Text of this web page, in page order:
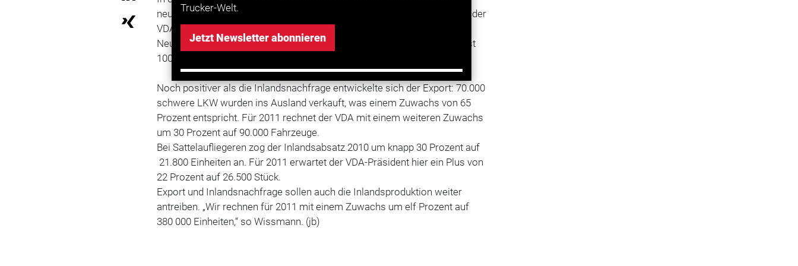
Trucker-Welt.
Jetzt Newsletter abonnieren
neu in Deutschland
zugelassen (+ 14 %). Für das laufende Jahr erwartet der
VDA-Präsident erneut ein Plus von 14 Prozent auf rund 80.000
Neuzulassungen. Zum Vergleich: Im Rekordjahr 2008 waren es noch fast
100.000 Einheiten.
Noch positiver als die Inlandsnachfrage entwickelte sich der Export: 70.000
schwere LKW wurden ins Ausland verkauft, was einem Zuwachs von 65
Prozent entspricht. Für 2011 rechnet der VDA mit einem weiteren Zuwachs
um 30 Prozent auf 90.000 Fahrzeuge.
Bei Sattelaufliegeren zog der Inlandsabsatz 2010 um knapp 30 Prozent auf
21.800 Einheiten an. Für 2011 erwartet der VDA-Präsident hier ein Plus von
22 Prozent auf 26.500 Stück.
Export und Inlandsnachfrage sollen auch die Inlandsproduktion weiter
antreiben. „Wir rechnen für 2011 mit einem Zuwachs um elf Prozent auf
380 000 Einheiten,“ so Wissmann. (jb)